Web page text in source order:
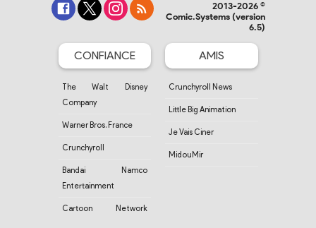
2013-2026 ©
Comic.Systems (version
6.5)
CONFIANCE
The Walt Disney
Company
Warner Bros. France
Crunchyroll
Bandai Namco
Entertainment
Cartoon Network
AMIS
Crunchyroll News
Little Big Animation
Je Vais Ciner
MidouMir